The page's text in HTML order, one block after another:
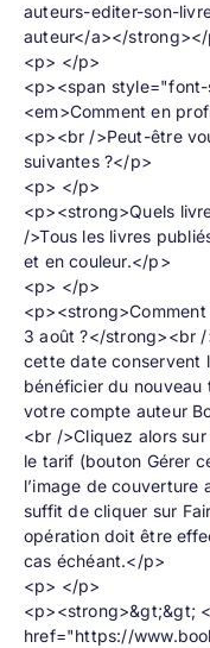
auteurs-editer-son-
auteur</a></
<p> </p>
<p><span
<em>Comment en
<p><br />Peut-être
suivantes ?</p>
<p> </p>
<p><strong>Quels
/>Tous les livres
et en couleur.</p>
<p> </p>
3 août ?</strong><br
cette date conservent
bénéficier du nouveau
votre compte auteur
<br />Cliquez alors
le tarif (bouton Gérer
l’image de couverture
suffit de cliquer sur
opération doit être
cas échéant.</p>
<p> </p>
<p><strong>&gt;&gt;
href="https://